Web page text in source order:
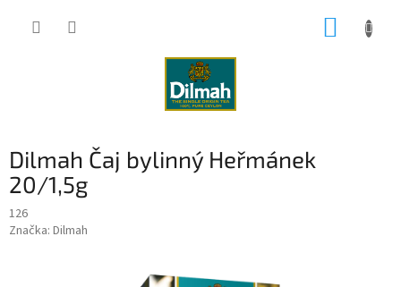
Dilmah Čaj bylinný Heřmánek
20/1,5g
126
Značka: Dilmah